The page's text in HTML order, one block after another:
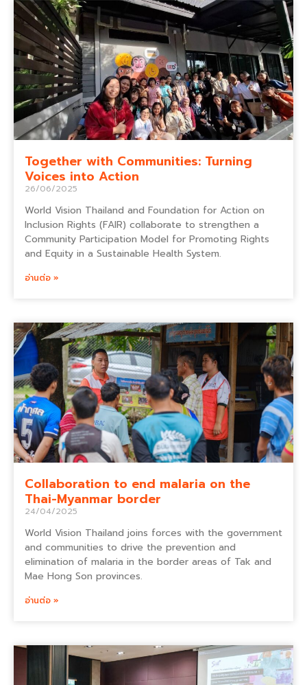
Together with Communities: Turning
Voices into Action
26/06/2025
World Vision Thailand and Foundation for Action on
Inclusion Rights (FAIR) collaborate to strengthen a
Community Participation Model for Promoting Rights
and Equity in a Sustainable Health System.
อ่านต่อ »
Collaboration to end malaria on the
Thai-Myanmar border
24/04/2025
World Vision Thailand joins forces with the government
and communities to drive the prevention and
elimination of malaria in the border areas of Tak and
Mae Hong Son provinces.
อ่านต่อ »